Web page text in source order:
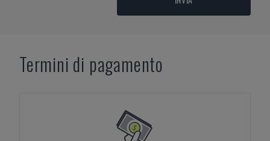
Termini di pagamento